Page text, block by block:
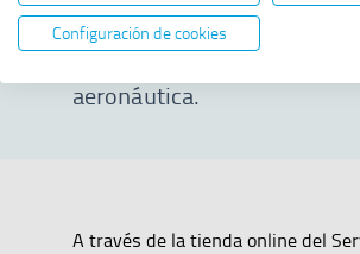
El canal de venta online para
productos de información
aeronáutica.
A través de la tienda online del
Configuración de cookies